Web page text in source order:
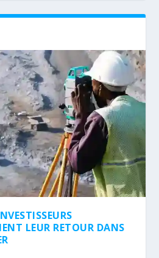
LEUR RETOUR DANS